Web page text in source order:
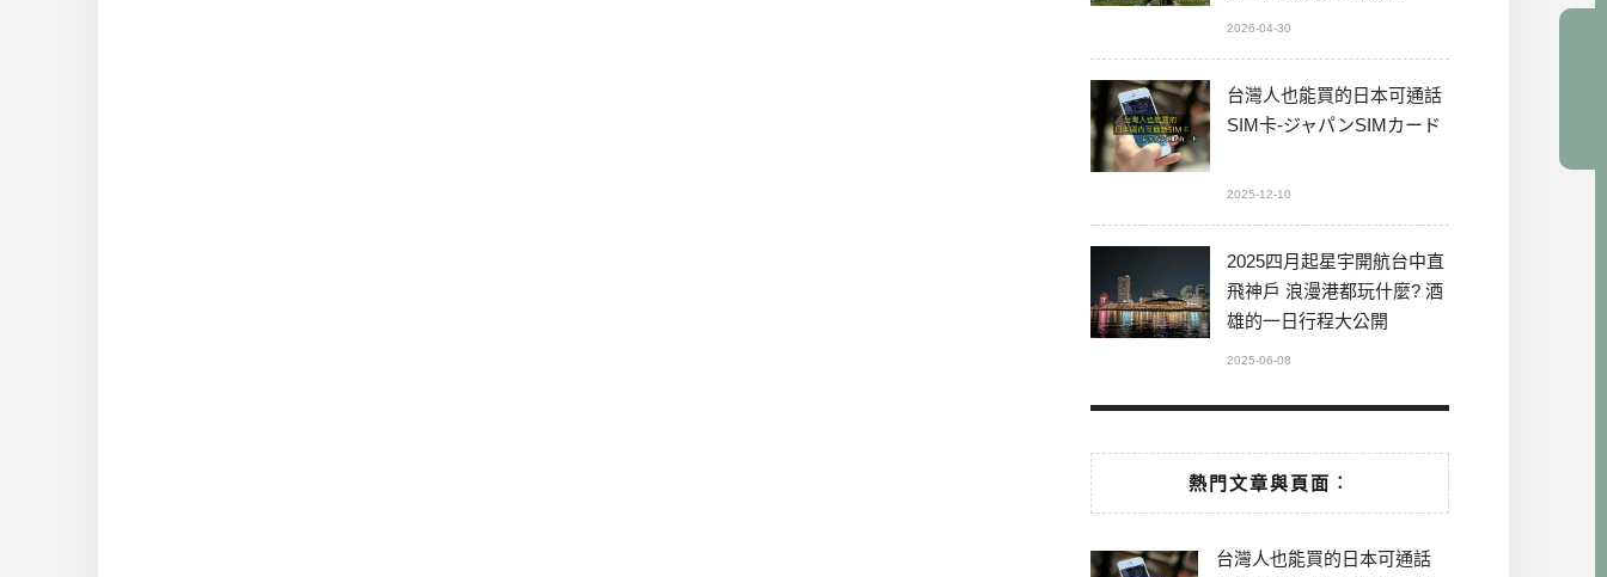
2026-04-30
台灣人也能買的日本可通話
SIM卡-ジャパンSIMカード
2025-12-10
2025四月起星宇開航台中直
飛神戶 浪漫港都玩什麼? 酒
雄的一日行程大公開
2025-06-08
熱門文章與頁面︰
台灣人也能買的日本可通話